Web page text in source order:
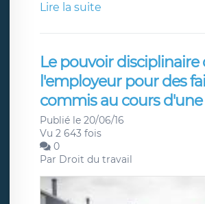
Lire la suite
Le pouvoir disciplinaire
l'employeur pour des
commis au cours
Publié le 20/06/16
Vu 2 643 fois
0
Par Droit du travail